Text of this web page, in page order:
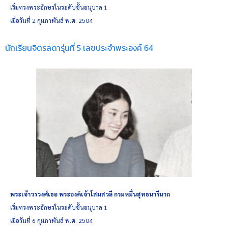
เริ่มทรงพระอักษรในระดับชั้นอนุบาล 1
เมื่อวันที่ 2 กุมภาพันธ์ พ.ศ. 2504
นักเรียนจิตรลดารุ่นที่ 5 เลขประจำพระองค์ 64
พระเจ้าวรวงศ์เธอ พระองค์เจ้าโสมสวลี กรมหมื่นสุทธนารีนาถ
เริ่มทรงพระอักษรในระดับชั้นอนุบาล 1
เมื่อวันที่ 6 กุมภาพันธ์ พ.ศ. 2504